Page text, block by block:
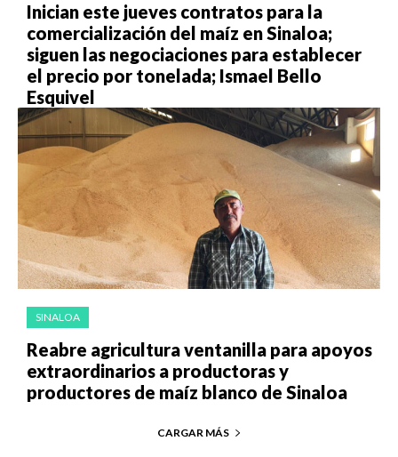
Inician este jueves contratos para la
comercialización del maíz en Sinaloa;
siguen las negociaciones para establecer
el precio por tonelada; Ismael Bello
Esquivel
SINALOA
Reabre agricultura ventanilla para apoyos
extraordinarios a productoras y
productores de maíz blanco de Sinaloa
CARGAR MÁS